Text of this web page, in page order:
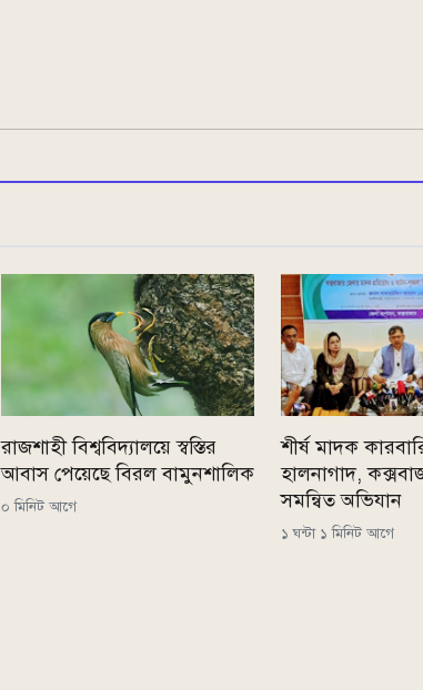
রাজশাহী বিশ্ববিদ্যালয়ে স্বস্তির
আবাস পেয়েছে বিরল বামুনশালিক
০ মিনিট আগে
শীর্ষ মাদক
হালনাগাদ,
সমন্বিত অভিযান
১ ঘন্টা ১ মিনিট আগে